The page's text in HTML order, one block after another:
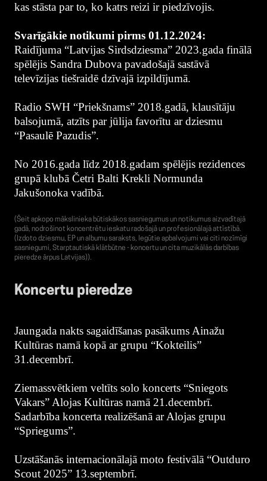
kas stāsta par to, ko katrs reizi ir piedzīvojis.
Svarīgākie notikumi pirms 01.12.2024:
Raidījuma “Latvijas Sirdsdziesma” 2023.gada finālā
spēlējis Sandra Dubova pavadošajā sastāvā
televīzijas tiešraidē dzīvajā izpildījumā.
Radio SWH “Priekšnams” 2018.gadā, klausītāju
balsojumā, atzīts par jūlija favorītu ar dziesmu
“Pasaulē Pazudis”.
No 2016.gada līdz 2018.gadam spēlējis rezidences
grupā klubā Četri Balti Krekli Normunda
Jakušonoka vadībā.
(Šeit apkopo mākslinieka būtiskākos sasniegumus un notikumus aizvadītajā
gadā, nodrošinot koncentrētu ieskatu radošajā un profesionālajā attīstībā.
(Izdoto dziesmu, EP un albumu saraksts, Iegūtie apbalvojumi vai citi nozīmīgi
sasniegumi, Starptautiskā klātbūtne - koncertu un cita muzikālās darbības
pieredze ārpus Latvijas)).
Koncertu pieredze
Jaungada nakts sagaidīšanas pasākums Ainažu
Kultūras namā kopā ar grupu “Kokteilis”
31.decembrī.
Ziemassvētkiem veltīts solo koncerts “Sniegots
Vakars” Alojas Kultūras namā 21.decembrī.
Sadarbība koncerta realizēšanā ar Alojas grupu
“Spriegums”.
Uzstāšanās internacionālajā moto festivālā “Outduro
Scout 2025” 13.septembrī.